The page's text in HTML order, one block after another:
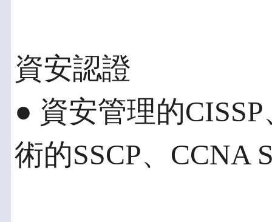
資安認證
● 資安管理的
術的SSCP、CCNA